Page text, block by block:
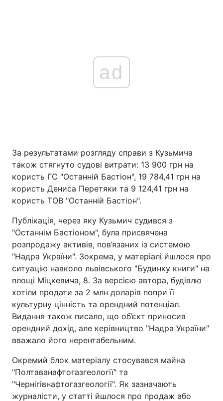
ad
За результатами розгляду справи з Кузьмича
також стягнуто судові витрати: 13 900 грн на
користь ГС "Останній Бастіон", 19 784,41 грн на
користь Дениса Перетяки та 9 124,41 грн на
користь ТОВ "Останній Бастіон".
Публікація, через яку Кузьмич судився з
"Останнім Бастіоном", була присвячена
розпродажу активів, пов’язаних із системою
"Надра України". Зокрема, у матеріалі йшлося про
ситуацію навколо львівського "Будинку книги" на
площі Міцкевича, 8. За версією автора, будівлю
хотіли продати за 2 млн доларів попри її
культурну цінність та орендний потенціал.
Видання також писало, що об’єкт приносив
орендний дохід, але керівництво "Надра України"
вважало його нерентабельним.
Окремий блок матеріалу стосувався майна
"Полтаванафтогазгеології" та
"Чернігівнафтогазгеології". Як зазначають
журналісти, у статті йшлося про продаж або